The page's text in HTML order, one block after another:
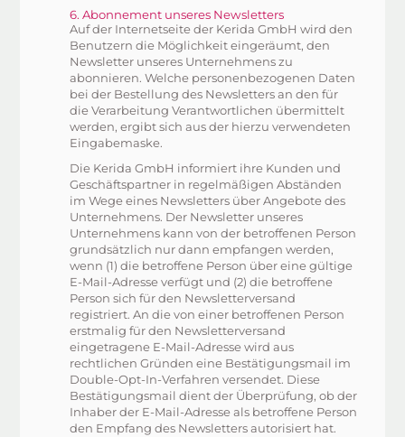
6. Abonnement unseres Newsletters
Auf der Internetseite der Kerida GmbH wird den
Benutzern die Möglichkeit eingeräumt, den
Newsletter unseres Unternehmens zu
abonnieren. Welche personenbezogenen Daten
bei der Bestellung des Newsletters an den für
die Verarbeitung Verantwortlichen übermittelt
werden, ergibt sich aus der hierzu verwendeten
Eingabemaske.
Die Kerida GmbH informiert ihre Kunden und
Geschäftspartner in regelmäßigen Abständen
im Wege eines Newsletters über Angebote des
Unternehmens. Der Newsletter unseres
Unternehmens kann von der betroffenen Person
grundsätzlich nur dann empfangen werden,
wenn (1) die betroffene Person über eine gültige
E-Mail-Adresse verfügt und (2) die betroffene
Person sich für den Newsletterversand
registriert. An die von einer betroffenen Person
erstmalig für den Newsletterversand
eingetragene E-Mail-Adresse wird aus
rechtlichen Gründen eine Bestätigungsmail im
Double-Opt-In-Verfahren versendet. Diese
Bestätigungsmail dient der Überprüfung, ob der
Inhaber der E-Mail-Adresse als betroffene Person
den Empfang des Newsletters autorisiert hat.